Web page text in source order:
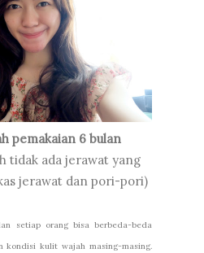
pemakaian 6 bulan
tidak ada jerawat yang
jerawat dan pori-pori)
setiap orang bisa berbeda-beda
kondisi kulit wajah masing-masing.